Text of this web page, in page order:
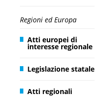
Regioni ed Europa
Atti europei di
interesse regionale
Legislazione statale
Atti regionali